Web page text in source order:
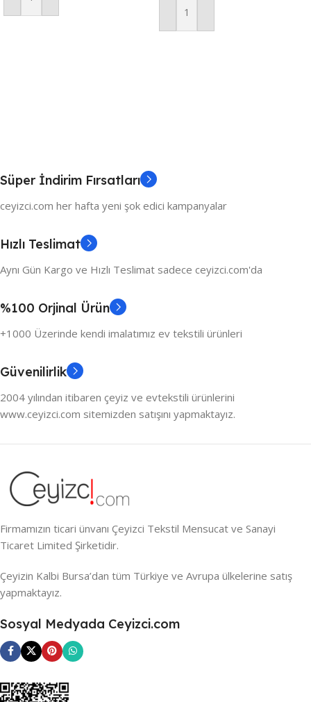
Sepete Ekle
Sepete Ekle
Süper İndirim Fırsatları
ceyizci.com her hafta yeni şok edici kampanyalar
Hızlı Teslimat
Aynı Gün Kargo ve Hızlı Teslimat sadece ceyizci.com'da
%100 Orjinal Ürün
+1000 Üzerinde kendi imalatımız ev tekstili ürünleri
Güvenilirlik
2004 yılından itibaren çeyiz ve evtekstili ürünlerini
www.ceyizci.com sitemizden satışını yapmaktayız.
Firmamızın ticari ünvanı Çeyizci Tekstil Mensucat ve Sanayi
Ticaret Limited Şirketidir.
Çeyizin Kalbi Bursa’dan tüm Türkiye ve Avrupa ülkelerine satış
yapmaktayız.
Sosyal Medyada Ceyizci.com